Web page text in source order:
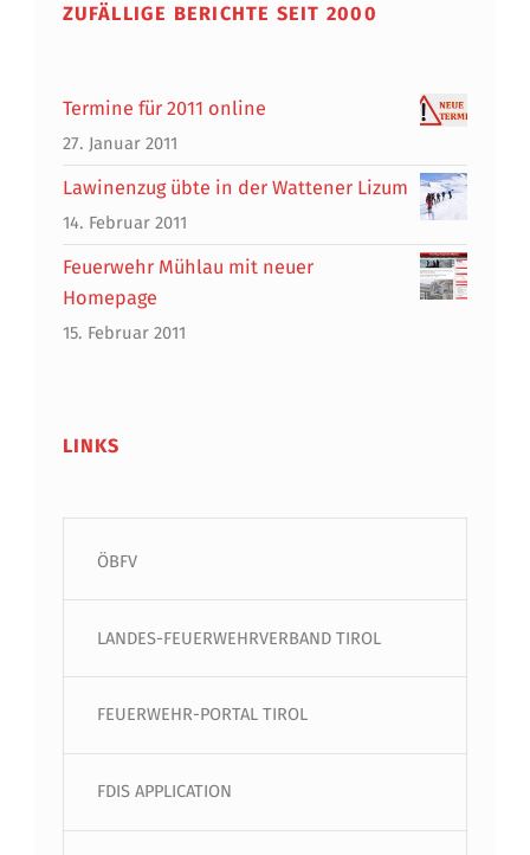
ZUFÄLLIGE BERICHTE SEIT 2000
Termine für 2011 online
27. Januar 2011
Lawinenzug übte in der Wattener Lizum
14. Februar 2011
Feuerwehr Mühlau mit neuer
Homepage
15. Februar 2011
LINKS
ÖBFV
LANDES-FEUERWEHRVERBAND TIROL
FEUERWEHR-PORTAL TIROL
FDIS APPLICATION